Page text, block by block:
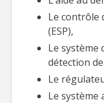
Le contrôle
(ESP),
Le système
détection
Le
Le système